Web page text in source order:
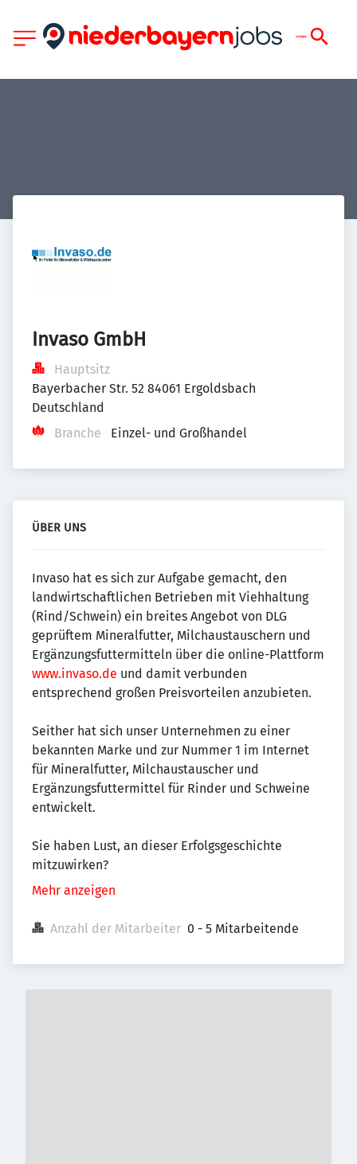
Invaso GmbH
Hauptsitz
Bayerbacher Str. 52 84061 Ergoldsbach
Deutschland
Branche
Einzel- und Großhandel
ÜBER UNS
Invaso hat es sich zur Aufgabe gemacht, den
landwirtschaftlichen Betrieben mit Viehhaltung
(Rind/Schwein) ein breites Angebot von DLG
geprüftem Mineralfutter, Milchaustauschern und
Ergänzungsfuttermitteln über die online-Plattform
www.invaso.de und damit verbunden
entsprechend großen Preisvorteilen anzubieten.
Seither hat sich unser Unternehmen zu einer
bekannten Marke und zur Nummer 1 im Internet
für Mineralfutter, Milchaustauscher und
Ergänzungsfuttermittel für Rinder und Schweine
entwickelt.
Sie haben Lust, an dieser Erfolgsgeschichte
mitzuwirken?
Mehr anzeigen
Anzahl der Mitarbeiter 0 - 5 Mitarbeitende